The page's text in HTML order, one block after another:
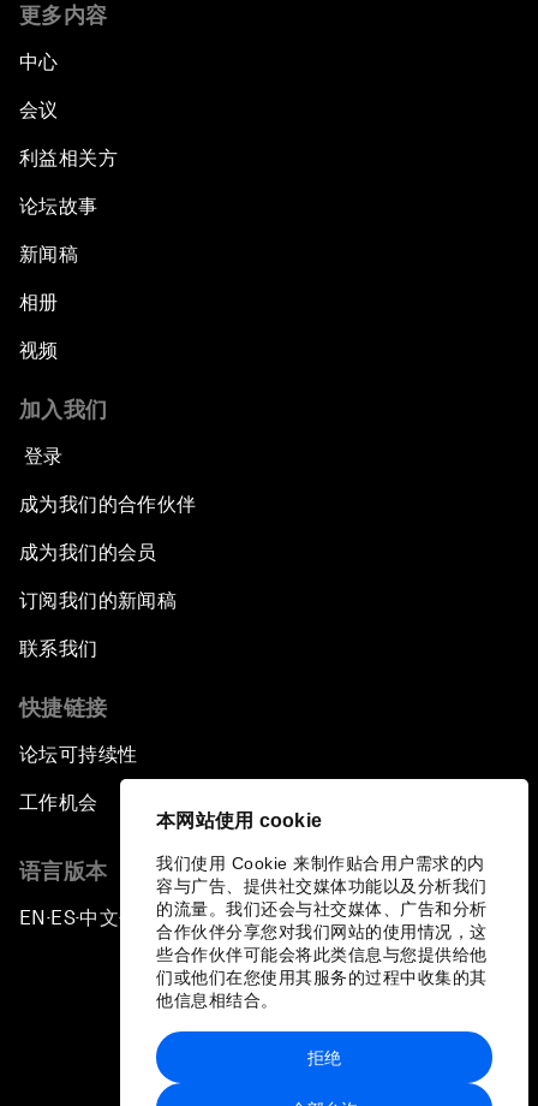
本网站使用 cookie
我们使用 Cookie 来制作贴合用户需求的内
容与广告、提供社交媒体功能以及分析我们
的流量。我们还会与社交媒体、广告和分析
合作伙伴分享您对我们网站的使用情况，这
些合作伙伴可能会将此类信息与您提供给他
们或他们在您使用其服务的过程中收集的其
他信息相结合。
拒绝
更多内容
中心
会议
利益相关方
论坛故事
新闻稿
相册
视频
加入我们
登录
成为我们的合作伙伴
成为我们的会员
订阅我们的新闻稿
联系我们
快捷链接
论坛可持续性
工作机会
语言版本
EN ▪ES▪中文▪ 日本語